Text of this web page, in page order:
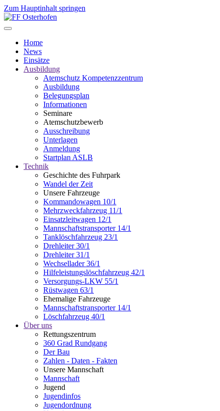
Zum Hauptinhalt springen
Home
News
Einsätze
Ausbildung
Atemschutz Kompetenzzentrum
Ausbildung
Belegungsplan
Informationen
Seminare
Atemschutzbewerb
Ausschreibung
Unterlagen
Anmeldung
Startplan ASLB
Technik
Geschichte des Fuhrpark
Wandel der Zeit
Unsere Fahrzeuge
Kommandowagen 10/1
Mehrzweckfahrzeug 11/1
Einsatzleitwagen 12/1
Mannschaftstransporter 14/1
Tanklöschfahrzeug 23/1
Drehleiter 30/1
Drehleiter 31/1
Wechsellader 36/1
Hilfeleistungslöschfahrzeug 42/1
Versorgungs-LKW 55/1
Rüstwagen 63/1
Ehemalige Fahrzeuge
Mannschaftstransporter 14/1
Löschfahrzeug 40/1
Über uns
Rettungszentrum
360 Grad Rundgang
Der Bau
Zahlen - Daten - Fakten
Unsere Mannschaft
Mannschaft
Jugend
Jugendinfos
Jugendordnung